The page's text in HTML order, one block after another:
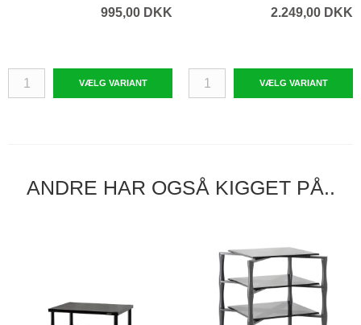
995,00 DKK
VÆLG VARIANT
2.249,00 DKK
VÆLG VARIANT
ANDRE HAR OGSÅ KIGGET PÅ..